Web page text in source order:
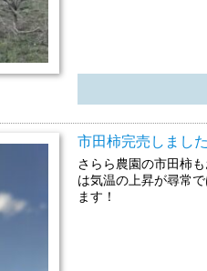
市田柿完売しました
さらら農園の市田柿
は気温の上昇が尋常
ます！